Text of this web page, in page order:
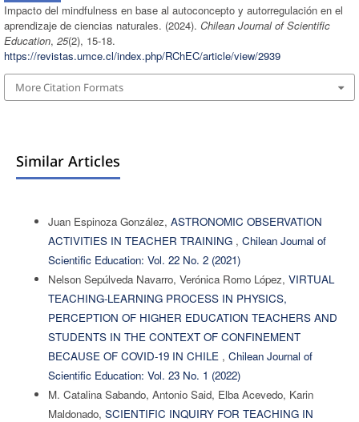
Impacto del mindfulness en base al autoconcepto y autorregulación en el
aprendizaje de ciencias naturales. (2024). Chilean Journal of Scientific
Education, 25(2), 15-18.
https://revistas.umce.cl/index.php/RChEC/article/view/2939
More Citation Formats
Similar Articles
Juan Espinoza González, ASTRONOMIC OBSERVATION
ACTIVITIES IN TEACHER TRAINING , Chilean Journal of
Scientific Education: Vol. 22 No. 2 (2021)
Nelson Sepúlveda Navarro, Verónica Romo López, VIRTUAL
TEACHING-LEARNING PROCESS IN PHYSICS,
PERCEPTION OF HIGHER EDUCATION TEACHERS AND
STUDENTS IN THE CONTEXT OF CONFINEMENT
BECAUSE OF COVID-19 IN CHILE , Chilean Journal of
Scientific Education: Vol. 23 No. 1 (2022)
M. Catalina Sabando, Antonio Said, Elba Acevedo, Karin
Maldonado, SCIENTIFIC INQUIRY FOR TEACHING IN